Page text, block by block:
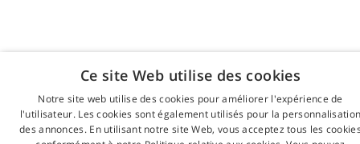
Ce site Web utilise des cookies
Notre site web utilise des cookies pour améliorer l'expérience de
l'utilisateur. Les cookies sont également utilisés pour la
des annonces. En utilisant notre site Web, vous acceptez tous les